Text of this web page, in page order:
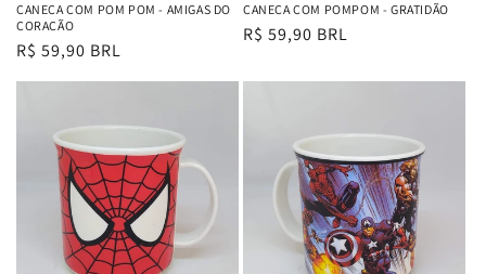
CANECA COM POM POM - AMIGAS DO
CORAÇÃO
Preço
R$ 59,90 BRL
CANECA COM POMPOM - GRATIDÃO
Preço
R$ 59,90 BRL